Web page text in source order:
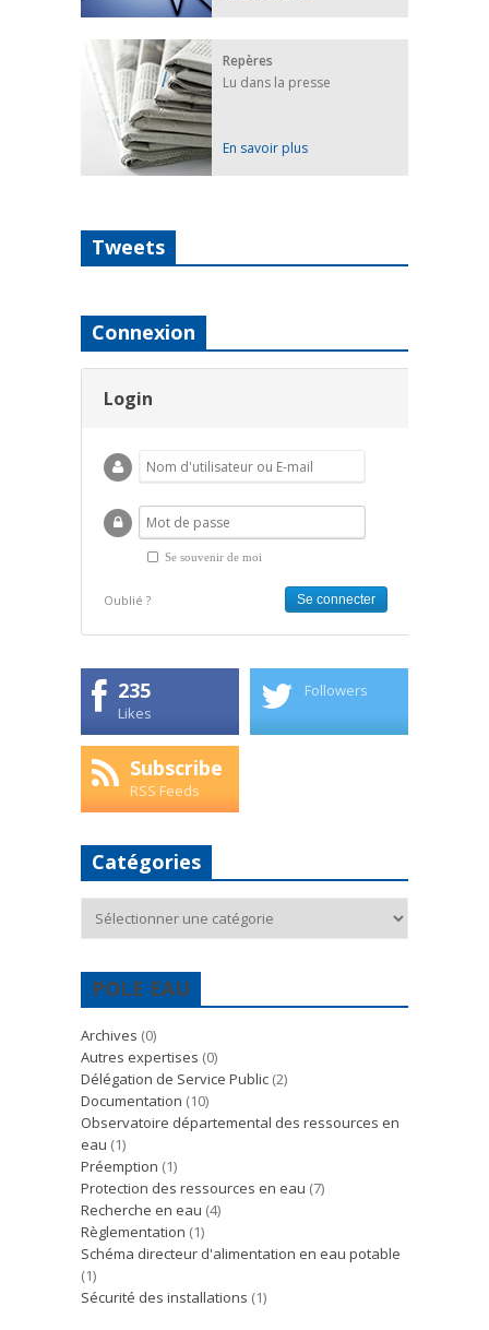
Repères
Lu dans la presse
En savoir plus
Tweets
Connexion
Login
Se souvenir de moi
Oublié ?
235
Likes
Followers
Subscribe
RSS Feeds
Catégories
POLE EAU
Archives (0)
Autres expertises (0)
Délégation de Service Public (2)
Documentation (10)
Observatoire départemental des ressources en
eau (1)
Préemption (1)
Protection des ressources en eau (7)
Recherche en eau (4)
Règlementation (1)
Schéma directeur d'alimentation en eau potable
(1)
Sécurité des installations (1)